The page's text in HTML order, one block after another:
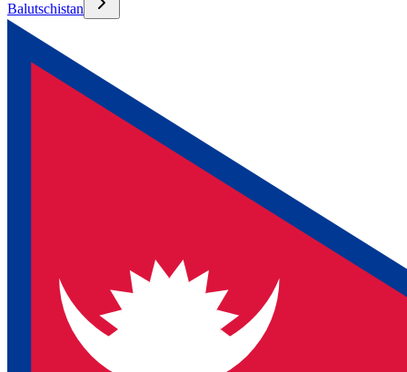
Balutschistan